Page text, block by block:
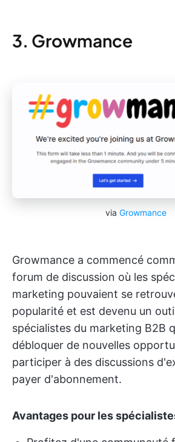
3. Growmance
via Growmance
Growmance a commencé
forum de discussion où les
marketing pouvaient se
popularité et est devenu un
spécialistes du marketing B2B
débloquer de nouvelles
participer à des discussions
payer d'abonnement.
Avantages pour les